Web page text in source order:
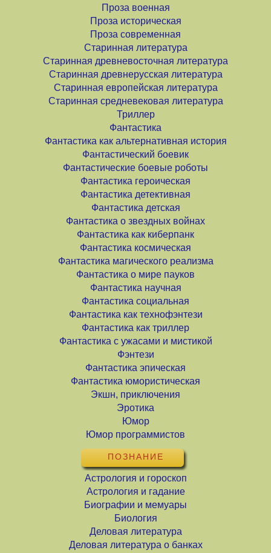
Проза военная
Проза историческая
Проза современная
Старинная литература
Старинная древневосточная литература
Старинная древнерусская литература
Старинная европейская литература
Старинная средневековая литература
Триллер
Фантастика
Фантастика как альтернативная история
Фантастический боевик
Фантастические боевые роботы
Фантастика героическая
Фантастика детективная
Фантастика детская
Фантастика о звездных войнах
Фантастика как киберпанк
Фантастика космическая
Фантастика магического реализма
Фантастика о мире пауков
Фантастика научная
Фантастика социальная
Фантастика как технофэнтези
Фантастика как триллер
Фантастика с ужасами и мистикой
Фэнтези
Фантастика эпическая
Фантастика юмористическая
Экшн, приключения
Эротика
Юмор
Юмор программистов
ПОЗНАНИЕ
Астрология и гороскоп
Астрология и гадание
Биографии и мемуары
Биология
Деловая литература
Деловая литература о банках